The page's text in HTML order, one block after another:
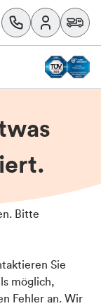
Bitte
Sie
möglich,
Fehler an. Wir